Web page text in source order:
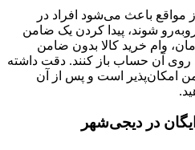
مواقع باعث می‌شود افراد در
شوند، پیدا کردن یک ضامن
وام خرید کالا بدون ضامن
روی آن حساب باز کنند. دقت داشته
امکان‌پذیر است و پس از آن
در دیجی‌شهر